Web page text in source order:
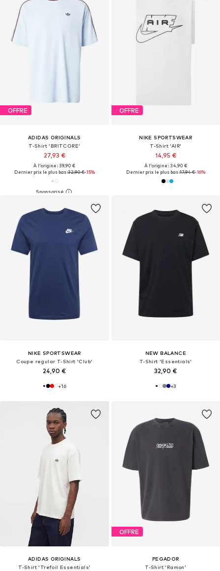
OFFRE
ADIDAS ORIGINALS
T-Shirt 'BRITCORE'
27,93 €
À l'origine : 39,90 €
Dernier prix le plus bas :32,90 €-15%
OFFRE
NIKE SPORTSWEAR
T-Shirt 'AIR'
14,95 €
À l'origine : 34,90 €
Dernier prix le plus bas :17,94 €-16%
NIKE SPORTSWEAR
Coupe regular T-Shirt 'Club'
24,90 €
+16
NEW BALANCE
T-Shirt 'Essentials'
32,90 €
+3
ADIDAS ORIGINALS
T-Shirt 'Trefoil Essentials'
OFFRE
PEGADOR
T-Shirt 'Ramon'